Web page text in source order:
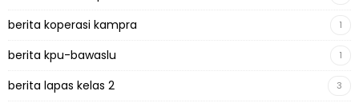
berita koperasi kampra 1
berita kpu-bawaslu 1
berita lapas kelas 2 3